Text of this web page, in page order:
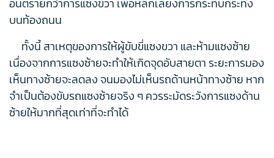
อันตรายกว่าการแซงขวา เพื่อหลีกเลี่ยงการกระทบกระทั่ง
บนท้องถนน
ทั้งนี้ สาเหตุของการให้ผู้ขับขี่แซงขวา และห้ามแซงซ้าย
เนื่องจากการแซงซ้ายจะทำให้เกิดจุดอับสายตา ระยะการมอง
เห็นทางซ้ายจะลดลง จนมองไม่เห็นรถด้านหน้าทางซ้าย หาก
จำเป็นต้องขับรถแซงซ้ายจริง ๆ ควรระมัดระวังการแซงด้าน
ซ้ายให้มากที่สุดเท่าที่จะทำได้